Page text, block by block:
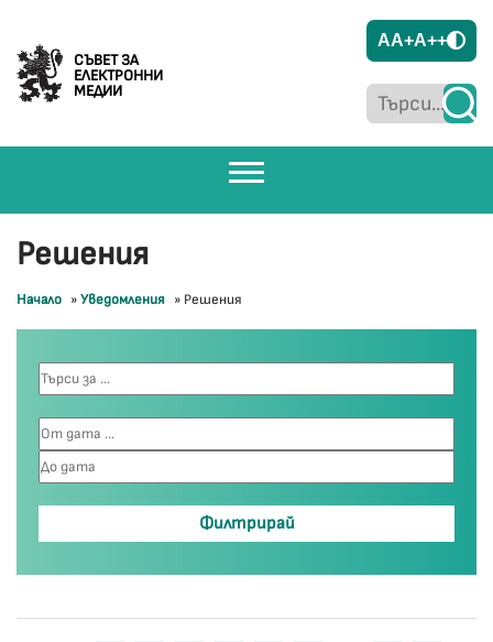
СЪВЕТ ЗА
ЕЛЕКТРОННИ
МЕДИИ
AA+A++
Решения
Начало »Уведомления » Решения